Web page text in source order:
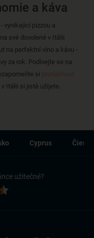
a káva
vynikající pizzou a
své dovolené v Itálii
na perfektní víno a kávu -
za rok. Podívejte se na
si pronajmout
Itálii si jistě užijete.
Cyprus
užitečné?